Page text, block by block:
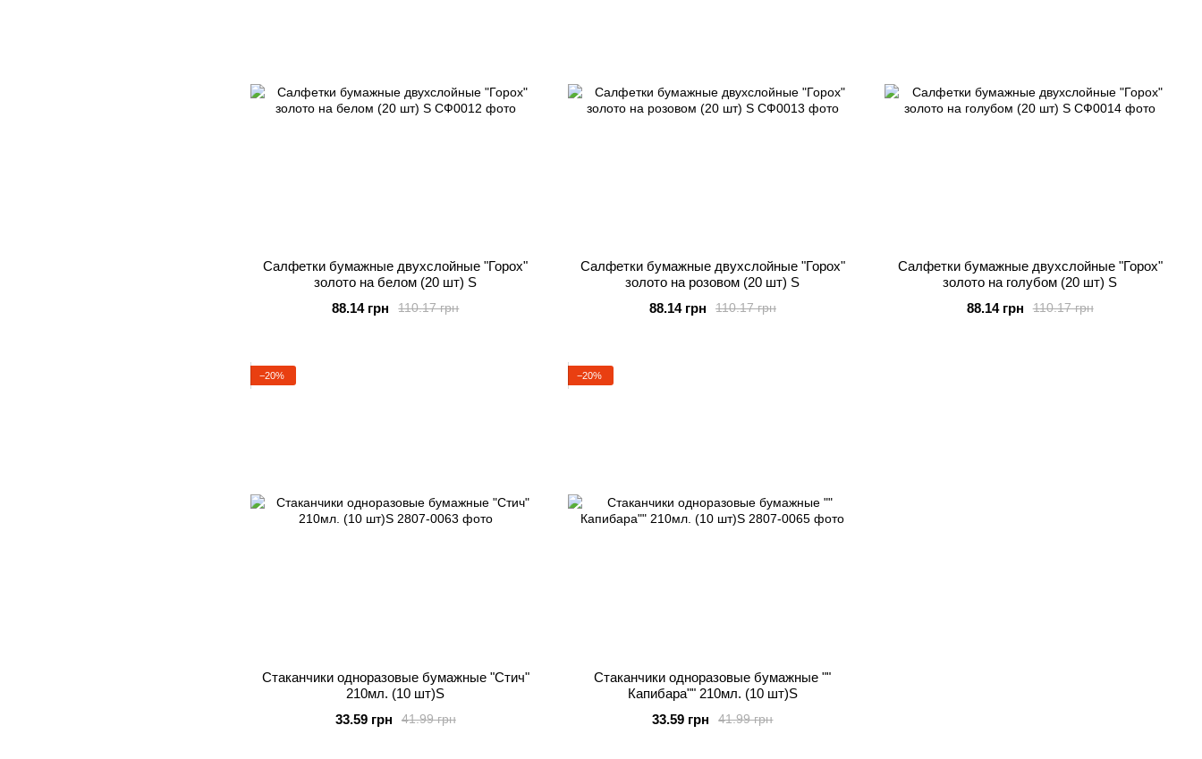
Салфетки бумажные двухслойные "Горох"
золото на белом (20 шт) S
110.17 грн
88.14 грн
Салфетки бумажные двухслойные "Горох"
золото на розовом (20 шт) S
110.17 грн
88.14 грн
Салфетки бумажные двухслойные "Горох"
золото на голубом (20 шт) S
110.17 грн
88.14 грн
−20%
Стаканчики одноразовые бумажные "Стич"
210мл. (10 шт)S
41.99 грн
33.59 грн
−20%
Стаканчики одноразовые бумажные ""
Капибара"" 210мл. (10 шт)S
41.99 грн
33.59 грн